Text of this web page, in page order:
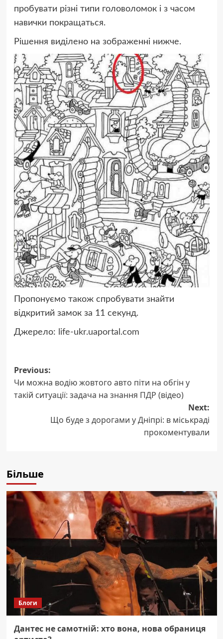
пробувати різні типи головоломок і з часом
навички покращаться.
Рішення виділено на зображенні нижче.
Пропонуємо також спробувати знайти
відкритий замок за 11 секунд.
Джерело: life-ukr.uaportal.com
Post
navigation
Previous:
Чи можна водію жовтого авто піти на обгін у
такій ситуації: задача на знання ПДР (відео)
Next:
Що буде з дорогами у Дніпрі: в міськраді
прокоментували
Більше
Блоги
Дантес не самотній: хто вона, нова обраниця